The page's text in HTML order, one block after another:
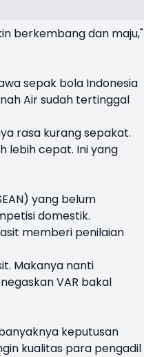
berkembang dan maju,"
sepak bola Indonesia
Air sudah tertinggal
rasa kurang sepakat.
lebih cepat. Ini yang
yang belum
domestik.
memberi penilaian
Makanya nanti
VAR bakal
keputusan
kualitas para pengadil